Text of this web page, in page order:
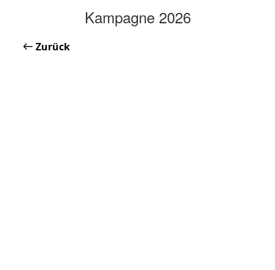
Kampagne 2026
Zurück